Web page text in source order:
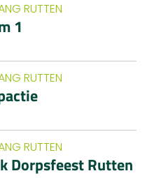
RUTTEN
1
RUTTEN
RUTTEN
Dorpsfeest Rutten